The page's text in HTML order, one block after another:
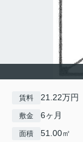
賃料 21.22万
敷金 6ヶ月
面積 51.00㎡